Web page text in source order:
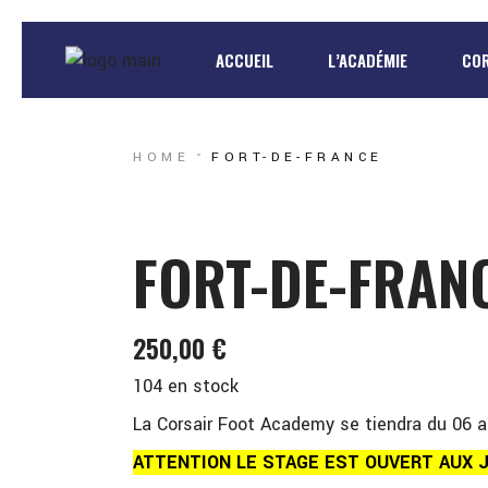
ACCUEIL L’ACADÉMIE
Qui sommes-nous?
Les pros du rugby
Qui sommes-nous?
Corsair
Paris
Côte
HOME FORT-DE-FRANCE
FORT-DE-
250,00 €
104 en stock
La Corsair Foot Academy se tiendra du
ATTENTION LE STAGE EST OUVERT AUX